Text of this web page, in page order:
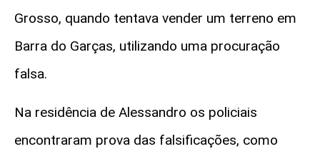
Grosso, quando tentava vender um terreno em
Barra do Garças, utilizando uma procuração
falsa.
Na residência de Alessandro os policiais
encontraram prova das falsificações, como